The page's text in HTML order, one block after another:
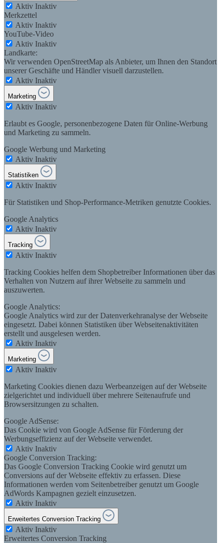
Aktiv Inaktiv
Merkzettel
Aktiv Inaktiv
YouTube-Video
Aktiv Inaktiv
Landkarte:
Wir verwenden OpenStreetMap als Anbieter, um Ihnen den Standort
unserer Geschäfte und Händler visuell darzustellen.
Aktiv Inaktiv
Marketing
Aktiv Inaktiv
Erlaubt es Google, personenbezogene Daten für Online-Werbung
und Marketing zu sammeln.
Google Werbung und Marketing
Aktiv Inaktiv
Statistiken
Aktiv Inaktiv
Für Statistiken und Shop-Performance-Metriken genutzte Cookies.
Google Analytics
Aktiv Inaktiv
Tracking
Aktiv Inaktiv
Tracking Cookies helfen dem Shopbetreiber Informationen über das
Verhalten von Nutzern auf ihrer Webseite zu sammeln und
auszuwerten.
Google Analytics:
Google Analytics wird zur der Datenverkehranalyse der Webseite
eingesetzt. Dabei können Statistiken über Webseitenaktivitäten
erstellt und ausgelesen werden.
Aktiv Inaktiv
Marketing
Aktiv Inaktiv
Marketing Cookies dienen dazu Werbeanzeigen auf der Webseite
zielgerichtet und individuell über mehrere Seitenaufrufe und
Browsersitzungen zu schalten.
Google AdSense:
Das Cookie wird von Google AdSense für Förderung der
Werbungseffizienz auf der Webseite verwendet.
Aktiv Inaktiv
Google Conversion Tracking:
Das Google Conversion Tracking Cookie wird genutzt um
Conversions auf der Webseite effektiv zu erfassen. Diese
Informationen werden vom Seitenbetreiber genutzt um Google
AdWords Kampagnen gezielt einzusetzen.
Aktiv Inaktiv
Erweitertes Conversion Tracking
Aktiv Inaktiv
Erweitertes Conversion Tracking